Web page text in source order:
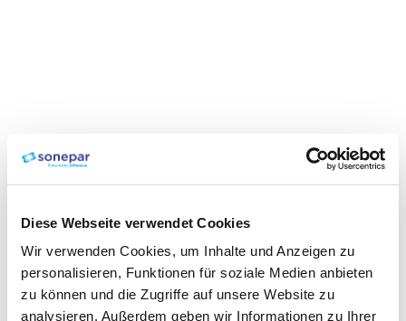
Diese Webseite verwendet Cookies
Wir verwenden Cookies, um Inhalte und Anzeigen zu
personalisieren, Funktionen für soziale Medien anbieten
zu können und die Zugriffe auf unsere Website zu
analysieren. Außerdem geben wir Informationen zu Ihrer